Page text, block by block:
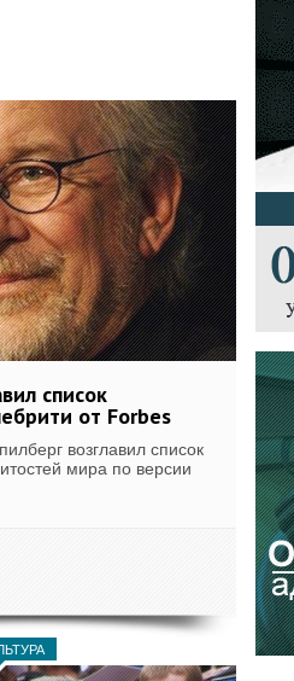
список
от Forbes
возглавил список
мира по версии